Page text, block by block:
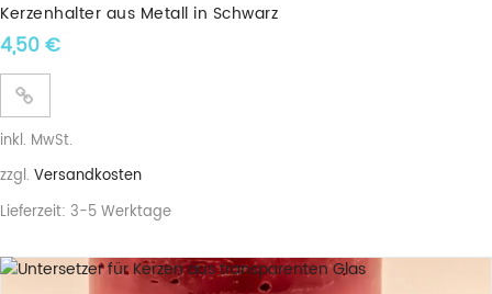
Kerzenhalter aus Metall in Schwarz
4,50€
inkl. MwSt.
zzgl. Versandkosten
Lieferzeit: 3-5 Werktage